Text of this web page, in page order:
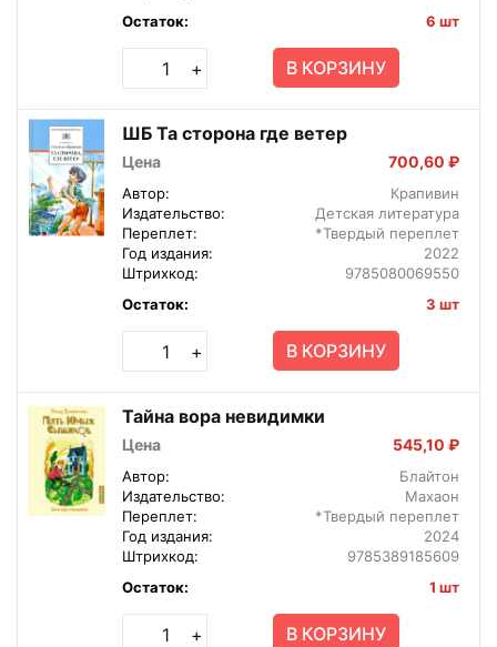
Остаток:
6 шт
+ В КОРЗИНУ
ШБ Та сторона где ветер
Цена 700,60 ₽
Автор:
Крапивин
Издательство:
Детская литература
Переплет:
*Твердый переплет
Год издания:
2022
Штрихкод:
9785080069550
Остаток:
3 шт
+ В КОРЗИНУ
Тайна вора невидимки
Цена 545,10 ₽
Автор:
Блайтон
Издательство:
Махаон
Переплет:
*Твердый переплет
Год издания:
2024
Штрихкод:
9785389185609
Остаток:
1 шт
+ В КОРЗИНУ